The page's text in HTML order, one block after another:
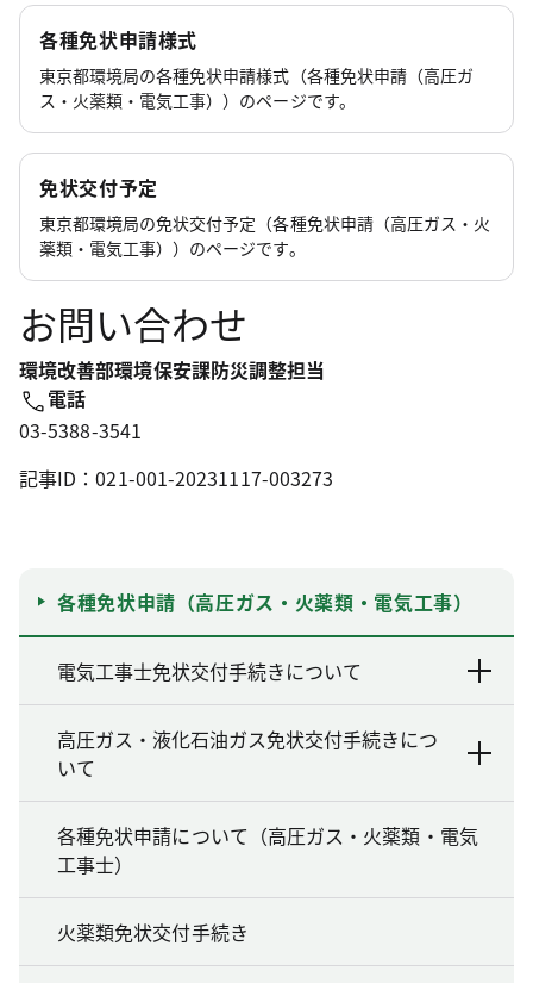
各種免状申請様式
東京都環境局の各種免状申請様式（各種免状申請（高圧ガ
ス・火薬類・電気工事））のページです。
免状交付予定
東京都環境局の免状交付予定（各種免状申請（高圧ガス・火
薬類・電気工事））のページです。
お問い合わせ
環境改善部環境保安課防災調整担当
電話
03-5388-3541
記事ID：021-001-20231117-003273
各種免状申請（高圧ガス・火薬類・電気工事）
電気工事士免状交付手続きについて
高圧ガス・液化石油ガス免状交付手続きにつ
いて
各種免状申請について（高圧ガス・火薬類・電気
工事士）
火薬類免状交付手続き